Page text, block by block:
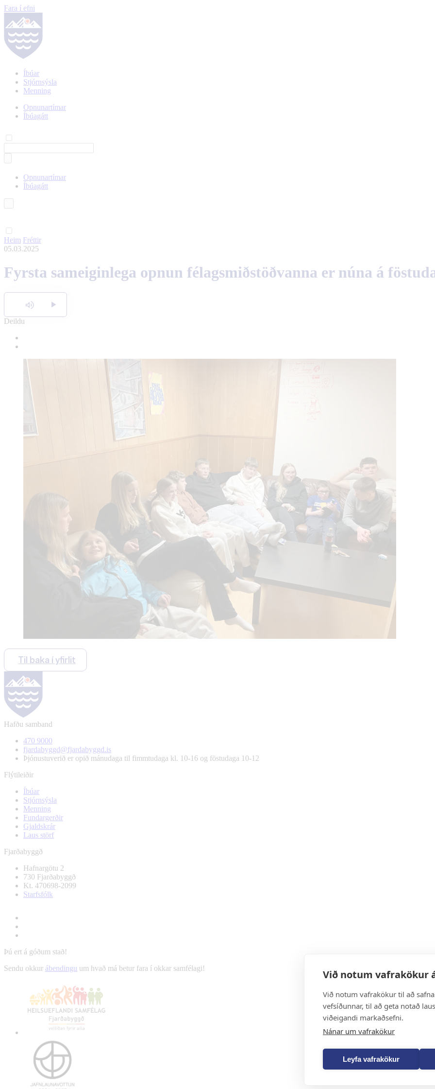
Við notum vafrakökur
Við notum vafrakökur til að
vefsíðunnar, til að geta notað
viðeigandi markaðsefni.
Nánar um vafrakökur
Leyfa vafrakökur
Fara í efni
Íbúar
Stjórnsýsla
Menning
Opnunartímar
Íbúagátt
Opnunartímar
Íbúagátt
Heim Fréttir
05.03.2025
Fyrsta sameiginlega opnun félagsmiðstöðvanna er núna á
Hlusta
Deildu
Til baka í yfirlit
Hafðu samband
470 9000
fjardabyggd@fjardabyggd.is
Þjónustuverið er opið mánudaga til fimmtudaga kl. 10-16 og föstudaga 10-12
Flýtileiðir
Íbúar
Stjórnsýsla
Menning
Fundargerðir
Gjaldskrár
Laus störf
Fjarðabyggð
Hafnargötu 2
730 Fjarðabyggð
Kt. 470698-2099
Starfsfólk
Þú ert á góðum stað!
Sendu okkur ábendingu um hvað má betur fara í okkar samfélagi!